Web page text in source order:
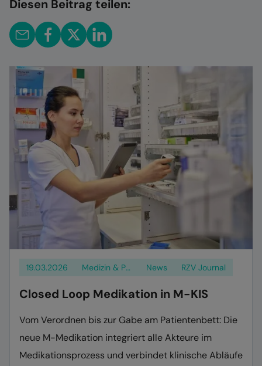
Diesen Beitrag teilen:
19.03.2026 Medizin & Pflege News RZV Journal
Closed Loop Medikation in M-KIS
Vom Verordnen bis zur Gabe am Patientenbett: Die
neue M-Medikation integriert alle Akteure im
Medikationsprozess und verbindet klinische Abläufe